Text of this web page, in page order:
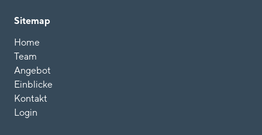
Sitemap
Home
Team
Angebot
Einblicke
Kontakt
Login